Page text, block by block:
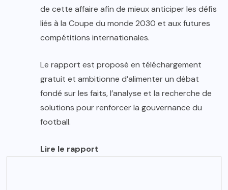
de cette affaire afin de mieux anticiper les défis
liés à la Coupe du monde 2030 et aux futures
compétitions internationales.
Le rapport est proposé en téléchargement
gratuit et ambitionne d’alimenter un débat
fondé sur les faits, l’analyse et la recherche de
solutions pour renforcer la gouvernance du
football.
Lire le rapport